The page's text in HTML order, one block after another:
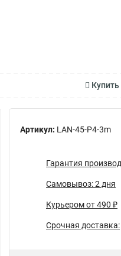
Артикул: LAN-45-P4-3m
Гарантия
Самовывоз: 2 дня
Курьером от 490 ₽
Срочная доставка: